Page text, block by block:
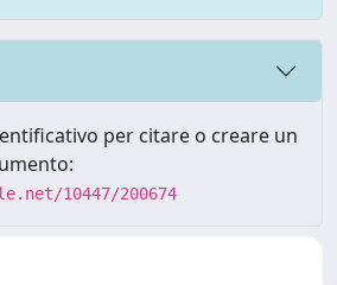
per citare o creare un
10447/200674